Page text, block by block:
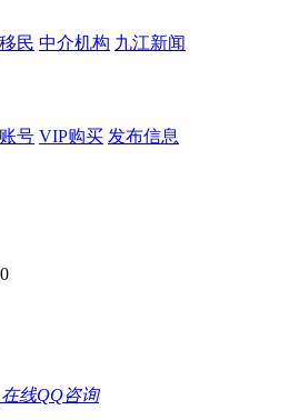
民 中介机构 九江新闻
号 VIP购买 发布信息
在线QQ咨询